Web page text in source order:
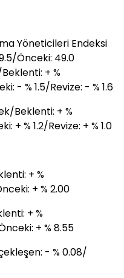
Yöneticileri Endeksi
Önceki: 49.0
+ %
- % 1.5/Revize: - % 1.6
Beklenti: + %
+ % 1.2/Revize: + % 1.0
+ %
+ % 2.00
+ %
+ % 8.55
- % 0.08/